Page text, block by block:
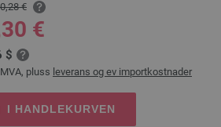
€
€
$
pluss leverans og ev importkostnader
I HANDLEKURVEN